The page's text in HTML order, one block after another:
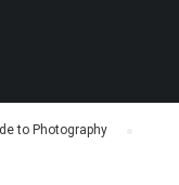
to Photography